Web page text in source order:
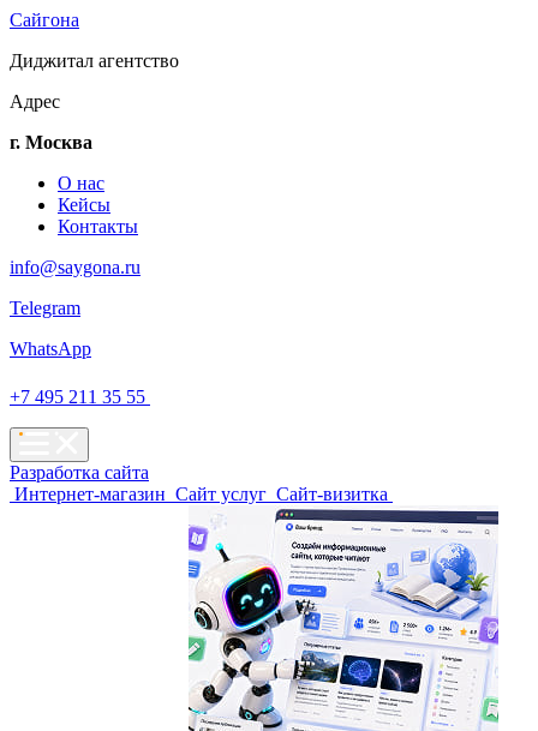
Сайгона
Диджитал агентство
Адрес
г. Москва
О нас
Кейсы
Контакты
info@saygona.ru
Telegram
WhatsApp
+7 495 211 35 55
Разработка сайта
Интернет-магазин Сайт услуг Сайт-визитка